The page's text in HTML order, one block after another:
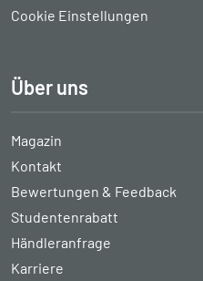
Cookie Einstellungen
Über uns
Magazin
Kontakt
Bewertungen & Feedback
Studentenrabatt
Händleranfrage
Karriere